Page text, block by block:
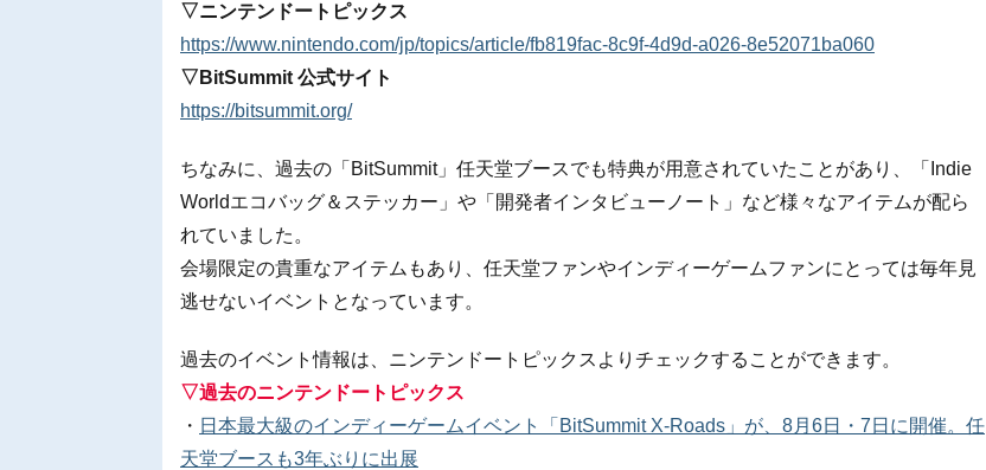
▽ニンテンドートピックス
https://www.nintendo.com/jp/topics/article/fb819fac-8c9f-4d9d-a026-8e52071ba060
▽BitSummit 公式サイト
https://bitsummit.org/
ちなみに、過去の「BitSummit」任天堂ブースでも特典が用意されていたことがあり、「Indie
Worldエコバッグ＆ステッカー」や「開発者インタビューノート」など様々なアイテムが配ら
れていました。
会場限定の貴重なアイテムもあり、任天堂ファンやインディーゲームファンにとっては毎年見
逃せないイベントとなっています。
過去のイベント情報は、ニンテンドートピックスよりチェックすることができます。
▽過去のニンテンドートピックス
・ 日本最大級のインディーゲームイベント「BitSummit X-Roads」が、8月6日・7日に開催。任
天堂ブースも3年ぶりに出展